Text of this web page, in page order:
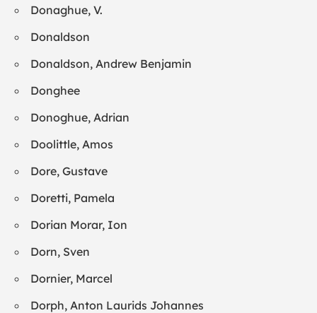
Donaghue, V.
Donaldson
Donaldson, Andrew Benjamin
Donghee
Donoghue, Adrian
Doolittle, Amos
Dore, Gustave
Doretti, Pamela
Dorian Morar, Ion
Dorn, Sven
Dornier, Marcel
Dorph, Anton Laurids Johannes